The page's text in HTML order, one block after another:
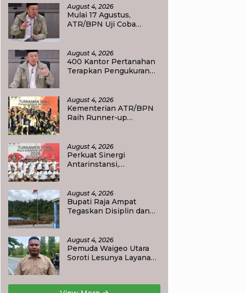
dalam Layanan
Pertanahan
August 4, 2026
Mulai 17 Agustus,
ATR/BPN Uji Coba
di 15 Kantor Pertanahan
August 4, 2026
400 Kantor Pertanahan
Terapkan Pengukuran
Dapat Kepastian
Layanan
August 4, 2026
Kementerian ATR/BPN
Raih Runner-up
2026
August 4, 2026
Perkuat Sinergi
Antarinstansi,
Turnamen Tenis Piala
Gubernur DKI Jakarta
2026
August 4, 2026
Bupati Raja Ampat
Tegaskan Disiplin dan
Pembinaan Aparatur
August 4, 2026
Pemuda Waigeo Utara
Soroti Lesunya Layanan